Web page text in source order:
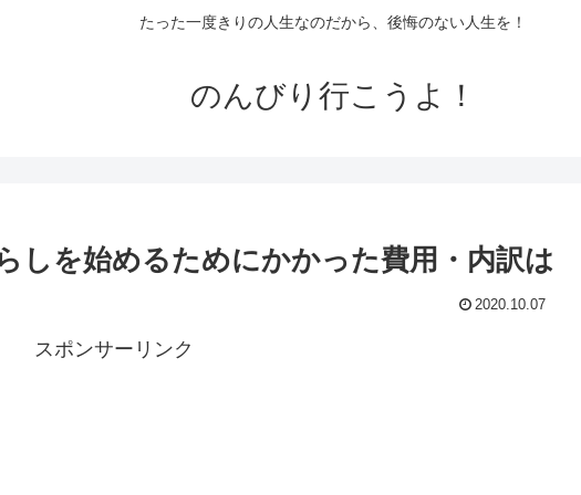
たった一度きりの人生なのだから、後悔のない人生を！
のんびり行こうよ！
しを始めるためにかかった費用・内訳は
2020.10.07
スポンサーリンク